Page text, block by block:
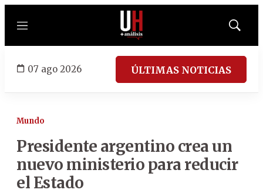
Menú
Mostrar
07 ago 2026 ÚLTIMAS NOTICIAS
Mundo
Presidente argentino crea un
nuevo ministerio para reducir
el Estado